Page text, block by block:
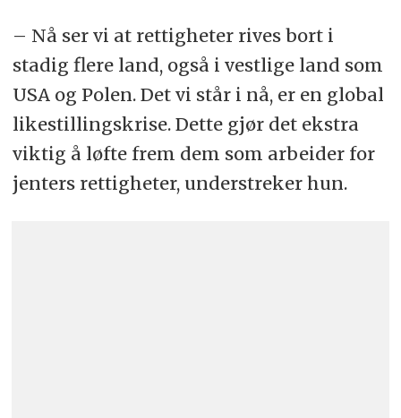
– Nå ser vi at rettigheter rives bort i
stadig flere land, også i vestlige land som
USA og Polen. Det vi står i nå, er en global
likestillingskrise. Dette gjør det ekstra
viktig å løfte frem dem som arbeider for
jenters rettigheter, understreker hun.